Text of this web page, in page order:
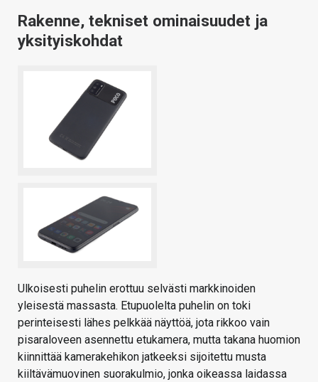
Rakenne, tekniset ominaisuudet ja
yksityiskohdat
Ulkoisesti puhelin erottuu selvästi markkinoiden
yleisestä massasta. Etupuolelta puhelin on toki
perinteisesti lähes pelkkää näyttöä, jota rikkoo vain
pisaraloveen asennettu etukamera, mutta takana huomion
kiinnittää kamerakehikon jatkeeksi sijoitettu musta
kiiltävämuovinen suorakulmio, jonka oikeassa laidassa